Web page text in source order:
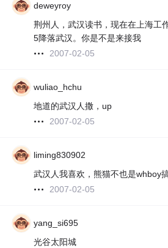
deweyroy
荆州人，武汉读书，现在在上海工
5降落武汉。你是不是来接我
2007-02-05
wuliao_hchu
地道的武汉人撒，up
2007-02-05
liming830902
武汉人我喜欢，熊猫不也是whboy
2007-02-05
yang_si695
光谷太阳城